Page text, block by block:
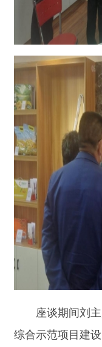
座谈期间刘主
综合示范项目建设
分利用本地资源、
准定位加大农产品
度、效果、规范性
网红、以全县之力推
电商三级物流仓储
物价有着重大意义。